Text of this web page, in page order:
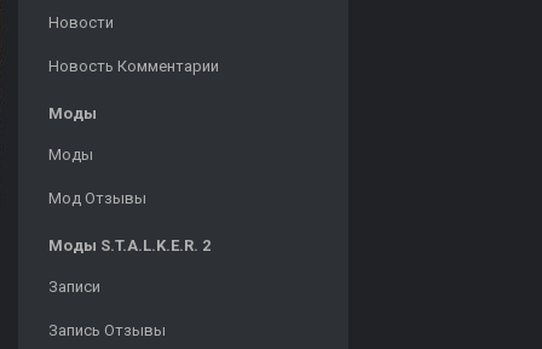
Новости
Новость Комментарии
Моды
Моды
Мод Отзывы
Моды S.T.A.L.K.E.R. 2
Записи
Запись Отзывы